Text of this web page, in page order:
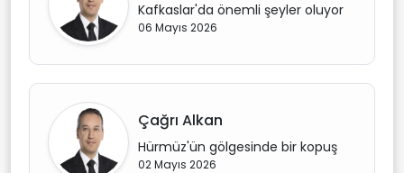
Kafkaslar'da önemli şeyler oluyor
06 Mayıs 2026
Çağrı Alkan
Hürmüz'ün gölgesinde bir kopuş
02 Mayıs 2026